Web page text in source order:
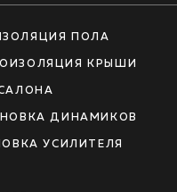
ПОЛА
КРЫШИ
ДИНАМИКОВ
УСИЛИТЕЛЯ